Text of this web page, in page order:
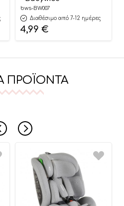
bws-BW007
Διαθέσιμο από 7-12 ημέρες
4,99 €
ΠΡΟΪΌΝΤΑ